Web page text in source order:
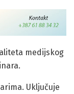
medijskog
Uključuje